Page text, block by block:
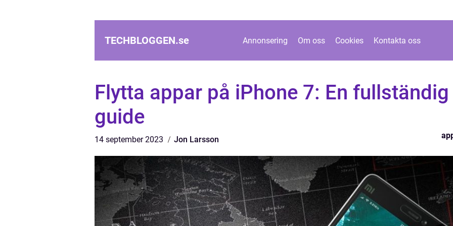
TECHBLOGGEN.se Annonsering Om oss Cookies Kontakta oss
Flytta appar på iPhone 7: En fullständig
guide
14 september 2023 Jon Larsson